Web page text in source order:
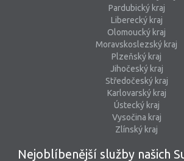
Pardubický kraj
Liberecký kraj
Olomoucký kraj
Moravskoslezský kraj
Plzeňský kraj
Jihočeský kraj
Středočeský kraj
Karlovarský kraj
Ústecký kraj
Vysočina kraj
Zlínský kraj
Nejoblíbenější služby našich